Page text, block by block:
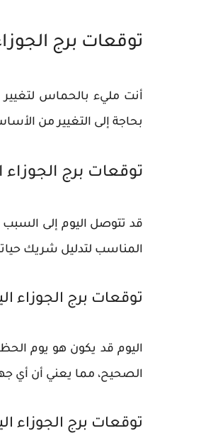
توقعات برج
أنت مليء بالحماس لتغيير
بحاجة إلى التغيير من
توقعات برج الجوزاء
قد تتوصل اليوم إلى السبب
المناسب لتدليل شريك
توقعات برج الجوزاء
اليوم قد يكون هو يوم
الصحيح، مما يعني أن أي
توقعات برج الجوزاء